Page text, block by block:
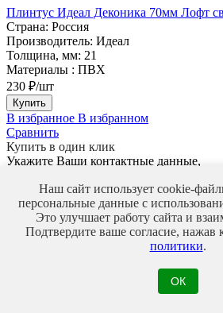
Плинтус Идеал Деконика 70мм Лофт
Страна: Россия
Производитель: Идеал
Толщина, мм: 21
Материалы : ПВХ
230 ₽/шт
Купить
В избранное В избранном
Сравнить
Купить в один клик
Укажите Ваши контактные данные,
Ваше имя*
символа
Телефон*
номер телефона
Мы используем файлы Cookie для
персонализации и повышения
сайтом. Продолжая посещать сайт, вы
использование нами файлов Cookie.
Наш сайт использует cookie-
персональные данные с
Это улучшает работу сайта и
Подтвердите ваше согласие,
политики.
ОК